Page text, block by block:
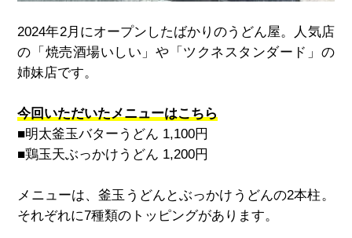
2024年2月にオープンしたばかりのうどん屋。人気店
の「焼売酒場いしい」や「ツクネスタンダード」の
姉妹店です。
今回いただいたメニューはこちら
■明太釜玉バターうどん 1,100円
■鶏玉天ぶっかけうどん 1,200円
メニューは、釜玉うどんとぶっかけうどんの2本柱。
それぞれに7種類のトッピングがあります。